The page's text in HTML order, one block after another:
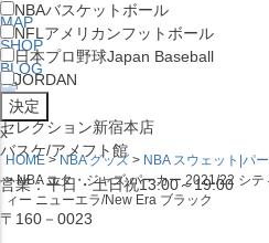
MAP
SHOP
BLOG
セレクション新宿本店
バスケ/アメフト館
営業：平日・土日祝13:00～19:00
〒160－0023
NBAバスケットボール
NFL アメリカンフットボール
日本プロ野球Japan Baseball
JORDAN
x
HOME NBA グッズ
NBA スウェット|パ
NBA ユタ・ジャズ パーカー 2021/22 シ
ィー ニューエラ/New Era ブラック